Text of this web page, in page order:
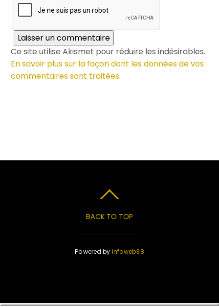
Ce site utilise Akismet pour réduire les indésirables.
En savoir plus sur la façon dont les données de vos
commentaires sont traitées.
BACK TO TOP
Powered by infoweb38